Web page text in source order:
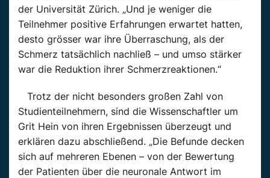
der Universität Zürich. „Und je weniger die
Teilnehmer positive Erfahrungen erwartet hatten,
desto grösser war ihre Überraschung, als der
Schmerz tatsächlich nachließ – und umso stärker
war die Reduktion ihrer Schmerzreaktionen.“
Trotz der nicht besonders großen Zahl von
Studienteilnehmern, sind die Wissenschaftler um
Grit Hein von ihren Ergebnissen überzeugt und
erklären dazu abschließend. „Die Befunde decken
sich auf mehreren Ebenen – von der Bewertung
der Patienten über die neuronale Antwort im